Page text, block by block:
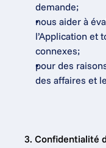
demande;
nous aider à
l’Application et
connexes;
pour des
des affaires et
3. Confidentialité